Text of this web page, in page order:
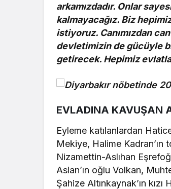
arkamızdadır. Onlar
kalmayacağız. Biz
istiyoruz. Canımızdan
devletimizin de gücüyle
getirecek. Hepimiz
EVLADINA KAVUŞAN
Eyleme katılanlardan
Mekiye, Halime
Nizamettin-Aslıhan
Aslan’ın oğlu Volkan,
Şahize Altınkaynak’ın